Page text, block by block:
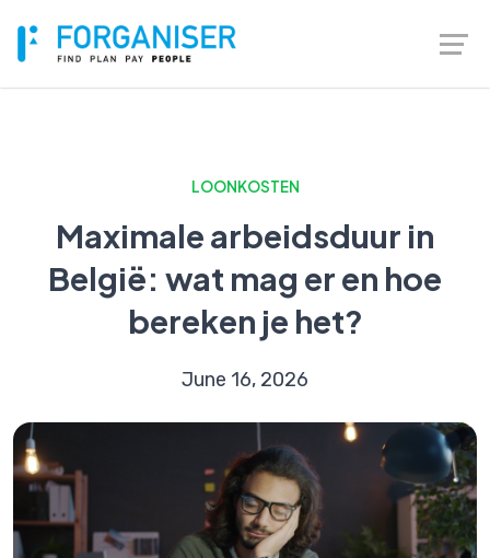
LOONKOSTEN
Maximale arbeidsduur in
België: wat mag er en hoe
bereken je het?
June 16, 2026